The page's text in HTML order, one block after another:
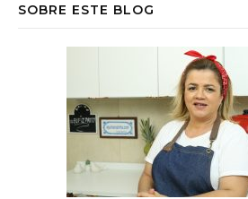
SOBRE ESTE BLOG